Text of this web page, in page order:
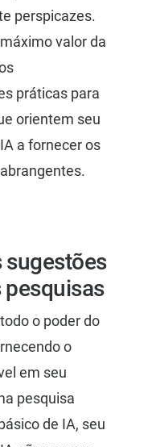
perspicazes.
valor da
práticas para
orientem seu
a fornecer os
sugestões
pesquisas
o poder do
o
em seu
pesquisa
de IA, seu